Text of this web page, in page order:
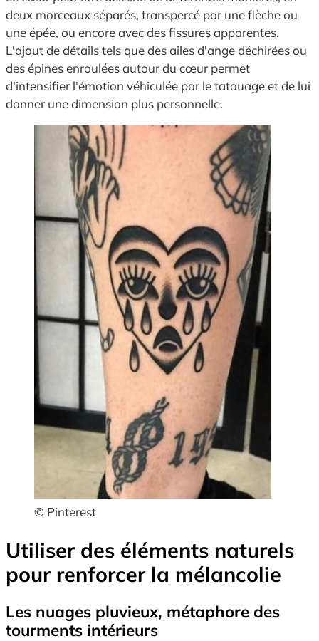
deux morceaux séparés, transpercé par une flèche ou
une épée, ou encore avec des fissures apparentes.
L'ajout de détails tels que des ailes d'ange déchirées ou
des épines enroulées autour du cœur permet
d'intensifier l'émotion véhiculée par le tatouage et de lui
donner une dimension plus personnelle.
© Pinterest
Utiliser des éléments naturels
pour renforcer la mélancolie
Les nuages pluvieux, métaphore des
tourments intérieurs